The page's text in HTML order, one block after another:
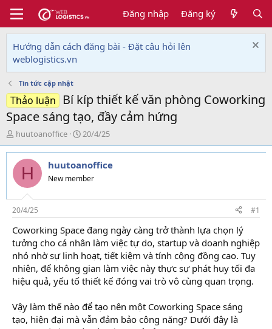
Đăng nhập Đăng ký
Hướng dẫn cách đăng bài - Đặt câu hỏi lên
weblogistics.vn
Tin tức cập nhật
Thảo luận
Bí kíp thiết kế văn phòng Coworking
Space sáng tạo, đầy cảm hứng
T
h
r
e
d
s
t
a
r
t
e
r
huutoanoffice
N
g
à
y
g
i
20/4/25
H huutoanoffice
New member
20/4/25 #1
Coworking Space đang ngày càng trở thành lựa chọn lý
tưởng cho cá nhân làm việc tự do, startup và doanh nghiệp
nhỏ nhờ sự linh hoạt, tiết kiệm và tính cộng đồng cao. Tuy
nhiên, để không gian làm việc này thực sự phát huy tối đa
hiệu quả, yếu tố thiết kế đóng vai trò vô cùng quan trọng.
Vậy làm thế nào để tạo nên một Coworking Space sáng
tạo, hiện đại mà vẫn đảm bảo công năng? Dưới đây là